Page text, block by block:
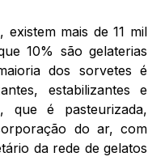
mais de 11 mil
10% são gelaterias
dos sorvetes é
estabilizantes e
que é pasteurizada,
do ar, com
da rede de gelatos